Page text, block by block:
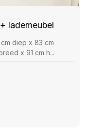
lademeubel
diep x 83 cm
x 91 cm h...